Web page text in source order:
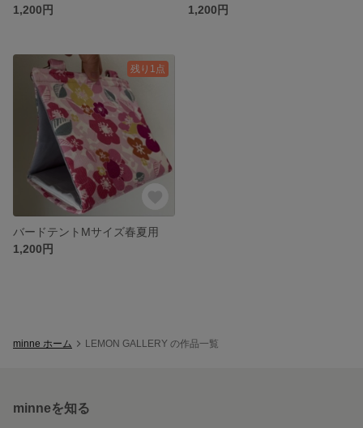
1,200円
1,200円
残り1点
バードテントMサイズ春夏用
1,200円
minne ホーム LEMON GALLERY の作品一覧
minneを知る